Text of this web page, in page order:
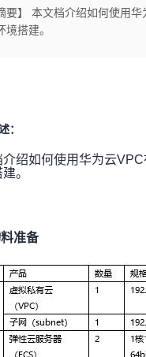
要】 本文档介绍如何使用
境搭建。
：
介绍如何使用华为云
。
准备